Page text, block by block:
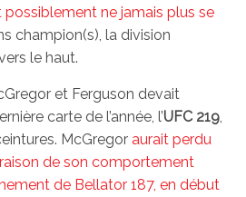
possiblement ne jamais plus se
champion(s), la division
le haut.
et Ferguson devait
carte de l’année, l’UFC 219,
McGregor aurait perdu
de son comportement
de Bellator 187, en début